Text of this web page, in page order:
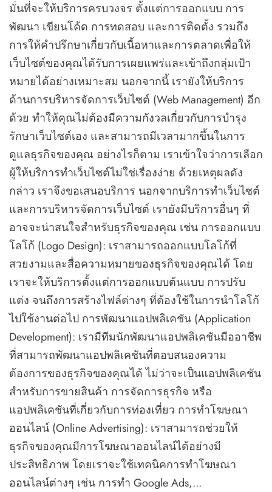
มั่นที่จะให้บริการครบวงจร ตั้งแต่การออกแบบ การ
พัฒนา เขียนโค้ด การทดสอบ และการติดตั้ง รวมถึง
การให้คำปรึกษาเกี่ยวกับเนื้อหาและการตลาดเพื่อให้
เว็บไซต์ของคุณได้รับการเผยแพร่และเข้าถึงกลุ่มเป้า
หมายได้อย่างเหมาะสม นอกจากนี้ เรายังให้บริการ
ด้านการบริหารจัดการเว็บไซต์ (Web Management) อีก
ด้วย ทำให้คุณไม่ต้องมีความกังวลเกี่ยวกับการบำรุง
รักษาเว็บไซต์เอง และสามารถมีเวลามากขึ้นในการ
ดูแลธุรกิจของคุณ อย่างไรก็ตาม เราเข้าใจว่าการเลือก
ผู้ให้บริการทำเว็บไซต์ไม่ใช่เรื่องง่าย ด้วยเหตุผลดัง
กล่าว เราจึงขอเสนอบริการ นอกจากบริการทำเว็บไซต์
และการบริหารจัดการเว็บไซต์ เรายังมีบริการอื่นๆ ที่
อาจจะน่าสนใจสำหรับธุรกิจของคุณ เช่น การออกแบบ
โลโก้ (Logo Design): เราสามารถออกแบบโลโก้ที่
สวยงามและสื่อความหมายของธุรกิจของคุณได้ โดย
เราจะให้บริการตั้งแต่การออกแบบต้นแบบ การปรับ
แต่ง จนถึงการสร้างไฟล์ต่างๆ ที่ต้องใช้ในการนำโลโก้
ไปใช้งานต่อไป การพัฒนาแอปพลิเคชัน (Application
Development): เรามีทีมนักพัฒนาแอปพลิเคชันมืออาชีพ
ที่สามารถพัฒนาแอปพลิเคชันที่ตอบสนองความ
ต้องการของธุรกิจของคุณได้ ไม่ว่าจะเป็นแอปพลิเคชัน
สำหรับการขายสินค้า การจัดการธุรกิจ หรือ
แอปพลิเคชันที่เกี่ยวกับการท่องเที่ยว การทำโฆษณา
ออนไลน์ (Online Advertising): เราสามารถช่วยให้
ธุรกิจของคุณมีการโฆษณาออนไลน์ได้อย่างมี
ประสิทธิภาพ โดยเราจะใช้เทคนิคการทำโฆษณา
ออนไลน์ต่างๆ เช่น การทำ Google Ads,...